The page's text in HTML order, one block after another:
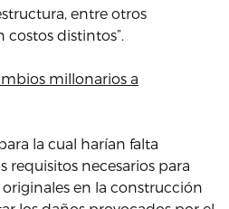
entre otros
distintos”.
millonarios a
la cual harían falta
requisitos necesarios para
en la construcción